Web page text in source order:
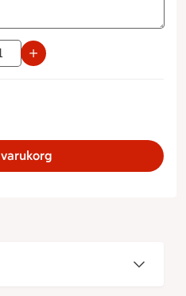
knapparna för att minska
landgång Måltidstyp